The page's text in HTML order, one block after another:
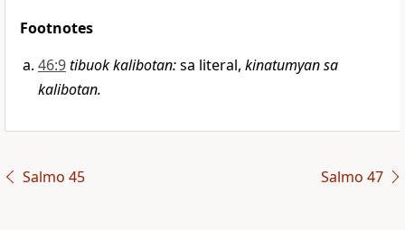
Footnotes
46:9tibuok kalibotan:sa literal, kinatumyan sa
kalibotan.
Salmo 45 Salmo 47